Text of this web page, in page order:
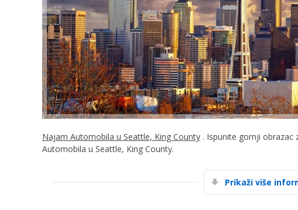
Najam Automobila u Seattle, King County . Ispunite gornji
Automobila u Seattle, King County.
Prikaži više